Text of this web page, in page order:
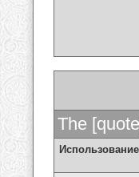
The
Использование